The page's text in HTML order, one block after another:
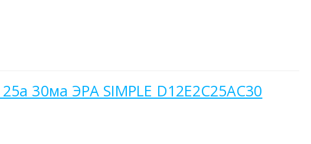
30ма ЭРА SIMPLE D12E2C25AC30